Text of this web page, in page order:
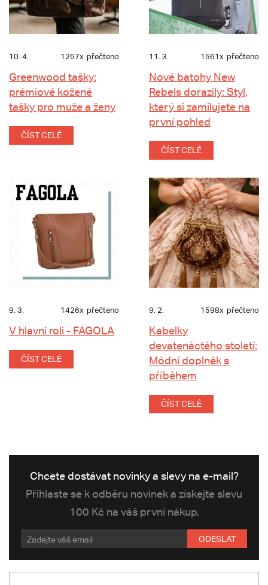
10. 4. 1257x přečteno
Greenwood tašky:
prémiové kožené
tašky pro muže a ženy
ČÍST CELÉ
11. 3. 1561x přečteno
Nové batohy New
Rebels dorazily: Styl,
který si zamilujete na
první pohled
ČÍST CELÉ
9. 3. 1426x přečteno
V hlavní roli - FAGOLA
ČÍST CELÉ
9. 2. 1598x přečteno
Kabelky
devatenáctého století:
Módní doplněk s
příběhem
ČÍST CELÉ
Chcete dostávat novinky a slevy na e-mail?
Přihlaste se k odběru novinek a získejte slevu
100 Kč na váš první nákup.
ODESLAT